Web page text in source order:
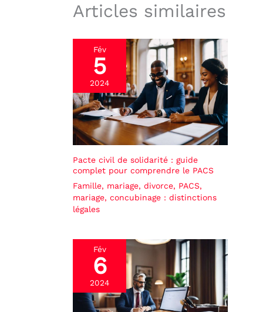
Articles similaires
Fév
5
2024
Pacte civil de solidarité : guide
complet pour comprendre le PACS
Famille, mariage, divorce, PACS,
mariage, concubinage : distinctions
légales
Fév
6
2024